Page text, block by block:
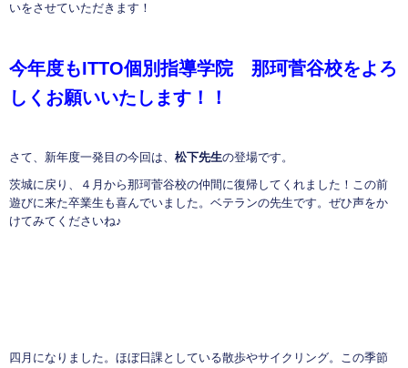
いをさせていただきます！
今年度もITTO個別指導学院 那珂菅谷校をよろ
しくお願いいたします！！
さて、新年度一発目の今回は、 松下先生の登場です。
茨城に戻り、４月から那珂菅谷校の仲間に復帰してくれました！この前
遊びに来た卒業生も喜んでいました。ベテランの先生です。ぜひ声をか
けてみてくださいね♪
四月になりました。ほぼ日課としている散歩やサイクリング。この季節